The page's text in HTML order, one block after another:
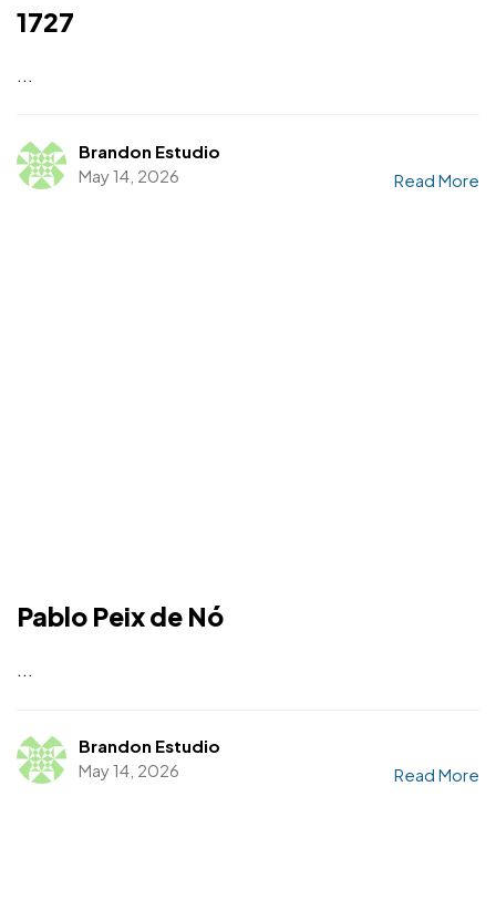
1727
...
Brandon Estudio
May 14, 2026
Read More
Pablo Peix de Nó
...
Brandon Estudio
May 14, 2026
Read More